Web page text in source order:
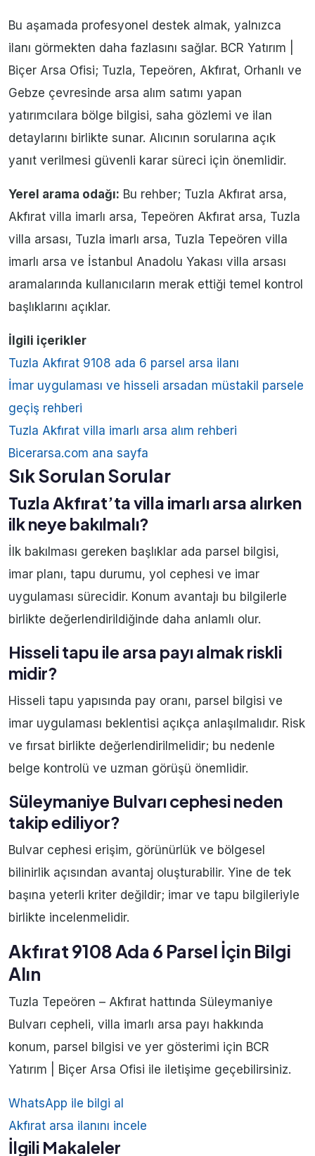
Bu aşamada profesyonel destek almak, yalnızca
ilanı görmekten daha fazlasını sağlar. BCR Yatırım |
Biçer Arsa Ofisi; Tuzla, Tepeören, Akfırat, Orhanlı ve
Gebze çevresinde arsa alım satımı yapan
yatırımcılara bölge bilgisi, saha gözlemi ve ilan
detaylarını birlikte sunar. Alıcının sorularına açık
yanıt verilmesi güvenli karar süreci için önemlidir.
Yerel arama odağı: Bu rehber; Tuzla Akfırat arsa,
Akfırat villa imarlı arsa, Tepeören Akfırat arsa, Tuzla
villa arsası, Tuzla imarlı arsa, Tuzla Tepeören villa
imarlı arsa ve İstanbul Anadolu Yakası villa arsası
aramalarında kullanıcıların merak ettiği temel kontrol
başlıklarını açıklar.
İlgili içerikler
Tuzla Akfırat 9108 ada 6 parsel arsa ilanı
İmar uygulaması ve hisseli arsadan müstakil parsele
geçiş rehberi
Tuzla Akfırat villa imarlı arsa alım rehberi
Bicerarsa.com ana sayfa
Sık Sorulan Sorular
Tuzla Akfırat’ta villa imarlı arsa alırken
ilk neye bakılmalı?
İlk bakılması gereken başlıklar ada parsel bilgisi,
imar planı, tapu durumu, yol cephesi ve imar
uygulaması sürecidir. Konum avantajı bu bilgilerle
birlikte değerlendirildiğinde daha anlamlı olur.
Hisseli tapu ile arsa payı almak riskli
midir?
Hisseli tapu yapısında pay oranı, parsel bilgisi ve
imar uygulaması beklentisi açıkça anlaşılmalıdır. Risk
ve fırsat birlikte değerlendirilmelidir; bu nedenle
belge kontrolü ve uzman görüşü önemlidir.
Süleymaniye Bulvarı cephesi neden
takip ediliyor?
Bulvar cephesi erişim, görünürlük ve bölgesel
bilinirlik açısından avantaj oluşturabilir. Yine de tek
başına yeterli kriter değildir; imar ve tapu bilgileriyle
birlikte incelenmelidir.
Akfırat 9108 Ada 6 Parsel İçin Bilgi
Alın
Tuzla Tepeören – Akfırat hattında Süleymaniye
Bulvarı cepheli, villa imarlı arsa payı hakkında
konum, parsel bilgisi ve yer gösterimi için BCR
Yatırım | Biçer Arsa Ofisi ile iletişime geçebilirsiniz.
WhatsApp ile bilgi al
Akfırat arsa ilanını incele
İlgili Makaleler